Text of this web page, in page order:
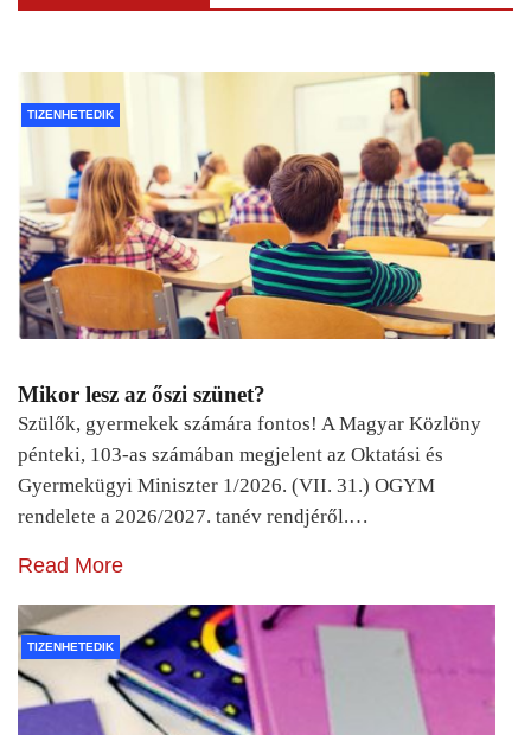
TIZENHETEDIK
Mikor lesz az őszi szünet?
Szülők, gyermekek számára fontos! A Magyar Közlöny
pénteki, 103-as számában megjelent az Oktatási és
Gyermekügyi Miniszter 1/2026. (VII. 31.) OGYM
rendelete a 2026/2027. tanév rendjéről.…
Read More
TIZENHETEDIK